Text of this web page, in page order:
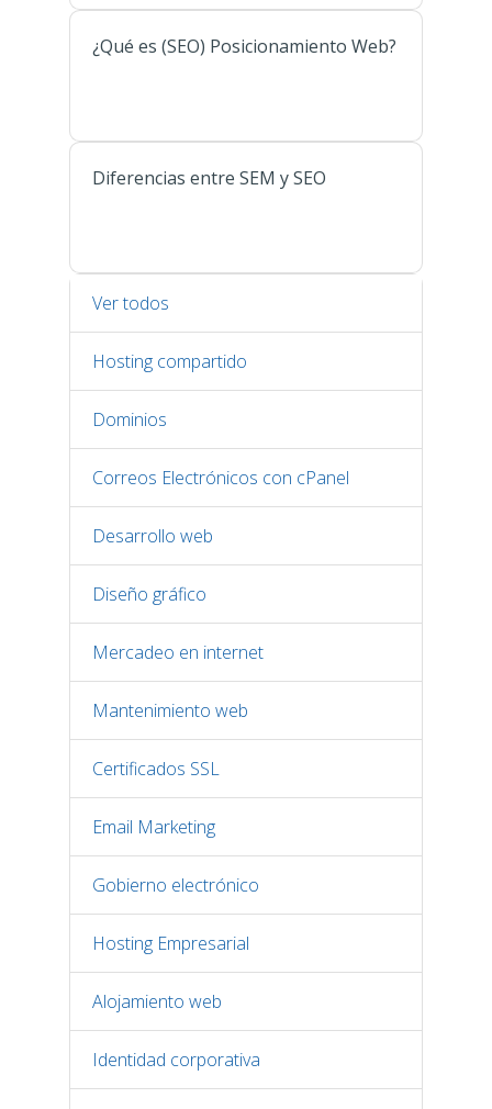
¿Qué es (SEO) Posicionamiento Web?
Diferencias entre SEM y SEO
Ver todos
Hosting compartido
Dominios
Correos Electrónicos con cPanel
Desarrollo web
Diseño gráfico
Mercadeo en internet
Mantenimiento web
Certificados SSL
Email Marketing
Gobierno electrónico
Hosting Empresarial
Alojamiento web
Identidad corporativa